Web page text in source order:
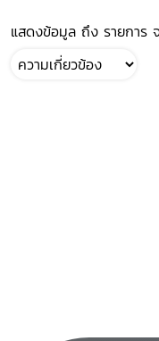
แสดงข้อมูล ถึง รายการ